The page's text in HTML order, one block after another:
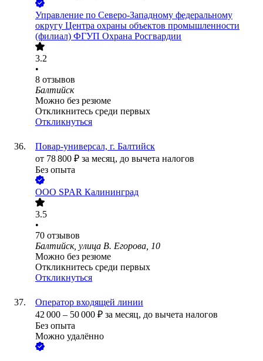
Управление по Северо-Западному федеральному
округу Центра охраны объектов промышленности
(филиал) ФГУП Охрана Росгвардии
3.2
•
8 отзывов
Балтийск
Можно без резюме
Откликнитесь среди первых
Откликнуться
Повар-универсал, г. Балтийск
от 78 800 ₽ за месяц, до вычета налогов
Без опыта
ООО SPAR Калининград
3.5
•
70 отзывов
Балтийск, улица В. Егорова, 10
Можно без резюме
Откликнитесь среди первых
Откликнуться
Оператор входящей линии
42 000 – 50 000 ₽ за месяц, до вычета налогов
Без опыта
Можно удалённо